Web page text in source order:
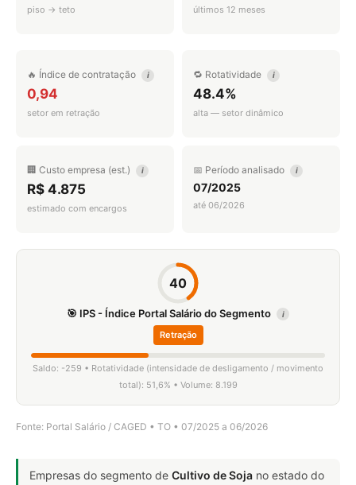
piso → teto últimos 12 meses
🔥 Índice de contratação i
0,94
setor em retração
🔁 Rotatividade i
48.4%
alta — setor dinâmico
🏢 Custo empresa (est.) i
R$ 4.875
estimado com encargos
📅 Período analisado i
07/2025
até 06/2026
40
🎯 IPS - Índice Portal Salário do Segmento i
Retração
Saldo: -259 • Rotatividade (intensidade de desligamento / movimento
total): 51,6% • Volume: 8.199
Fonte: Portal Salário / CAGED • TO • 07/2025 a 06/2026
Empresas do segmento de Cultivo de Soja no estado do